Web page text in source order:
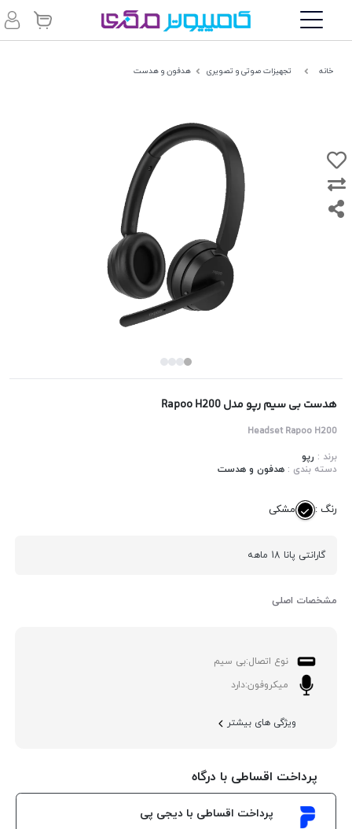
خانه تجهیزات صوتی و تصویری هدفون و هدست
هدست بی سیم رپو مدل Rapoo H200
Headset Rapoo H200
برند : رپو
دسته بندی :هدفون و هدست
رنگ : مشکی
گارانتی پانا 18 ماهه
مشخصات اصلی
نوع اتصال:بی سیم
میکروفون:دارد
ویژگی های بیشتر
پرداخت اقساطی با درگاه
پرداخت اقساطی با دیجی پی